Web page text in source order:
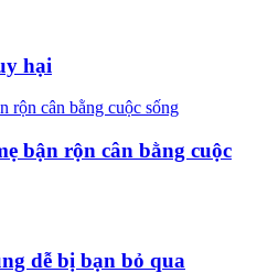
hại
bận rộn cân bằng cuộc
dễ bị bạn bỏ qua